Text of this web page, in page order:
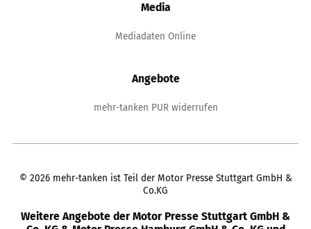
Media
Mediadaten Online
Angebote
mehr-tanken PUR widerrufen
© 2026 mehr-tanken ist Teil der Motor Presse Stuttgart GmbH &
Co.KG
Weitere Angebote der Motor Presse Stuttgart GmbH &